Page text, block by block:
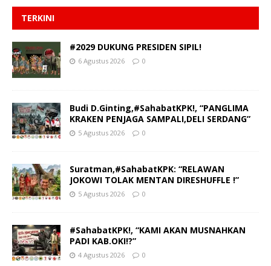
TERKINI
#2029 DUKUNG PRESIDEN SIPIL!
6 Agustus 2026 0
Budi D.Ginting,#SahabatKPK!, “PANGLIMA
KRAKEN PENJAGA SAMPALI,DELI SERDANG”
5 Agustus 2026 0
Suratman,#SahabatKPK: “RELAWAN
JOKOWI TOLAK MENTAN DIRESHUFFLE !”
5 Agustus 2026 0
#SahabatKPK!, “KAMI AKAN MUSNAHKAN
PADI KAB.OKI!?”
4 Agustus 2026 0